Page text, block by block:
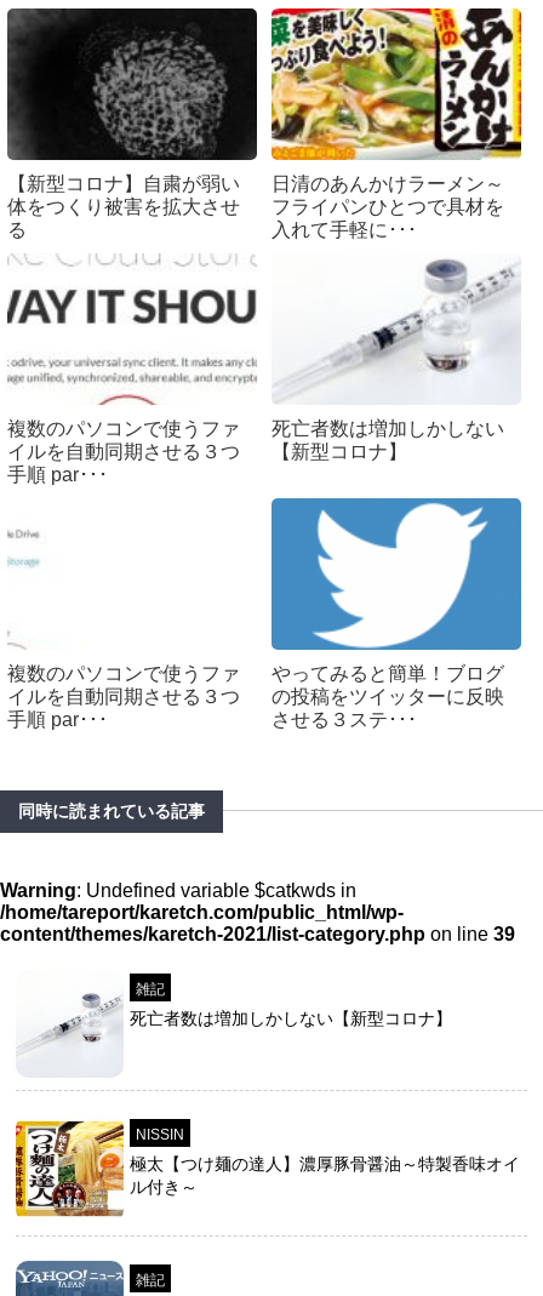
【新型コロナ】自粛が弱い
体をつくり被害を拡大させ
る
日清のあんかけラーメン～
フライパンひとつで具材を
入れて手軽に･･･
複数のパソコンで使うファ
イルを自動同期させる３つ
手順 par･･･
死亡者数は増加しかしない
【新型コロナ】
複数のパソコンで使うファ
イルを自動同期させる３つ
手順 par･･･
やってみると簡単！ブログ
の投稿をツイッターに反映
させる３ステ･･･
同時に読まれている記事
Warning: Undefined variable $catkwds in
/home/tareport/karetch.com/public_html/wp-
content/themes/karetch-2021/list-category.php on line 39
雑記
死亡者数は増加しかしない【新型コロナ】
NISSIN
極太【つけ麺の達人】濃厚豚骨醤油～特製香味オイ
ル付き～
雑記